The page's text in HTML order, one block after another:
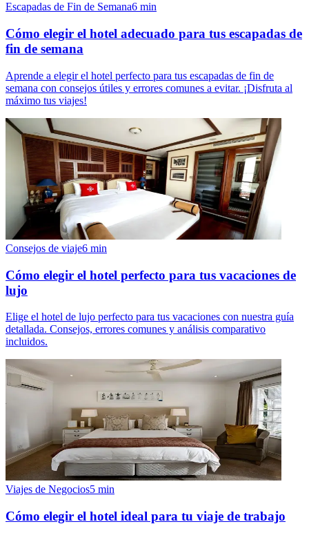
Escapadas de Fin de Semana6 min
Cómo elegir el hotel adecuado para tus escapadas de
fin de semana
Aprende a elegir el hotel perfecto para tus escapadas de fin de
semana con consejos útiles y errores comunes a evitar. ¡Disfruta al
máximo tus viajes!
Consejos de viaje6 min
Cómo elegir el hotel perfecto para tus vacaciones de
lujo
Elige el hotel de lujo perfecto para tus vacaciones con nuestra guía
detallada. Consejos, errores comunes y análisis comparativo
incluidos.
Viajes de Negocios5 min
Cómo elegir el hotel ideal para tu viaje de trabajo